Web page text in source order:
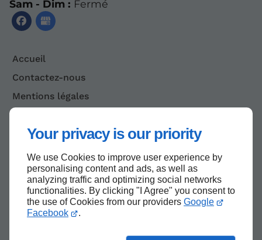
Your privacy is our priority
We use Cookies to improve user experience by
personalising content and ads, as well as
analyzing traffic and optimizing social networks
functionalities. By clicking "I Agree" you consent to
the use of Cookies from our providers Google
Facebook
.
Sam - Dim : Fermé
Accueil
Contactez-nous
Mentions légales
Haut de page